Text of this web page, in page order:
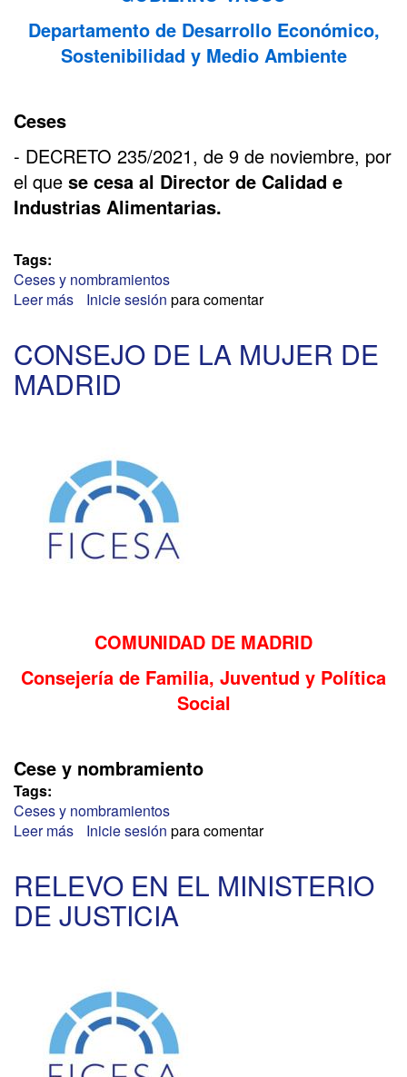
Departamento de Desarrollo Económico,
Sostenibilidad y Medio Ambiente
Ceses
- DECRETO 235/2021, de 9 de noviembre, por
el que se cesa al Director de Calidad e
Industrias Alimentarias.
Tags:
Ceses y nombramientos
Leer más sobre
DIRECTORES
EN
EL
Inicie sesión para comentar
CONSEJO DE LA MUJER DE
MADRID
COMUNIDAD DE MADRID
Consejería de Familia, Juventud y Política
Social
Cese y nombramiento
Tags:
Ceses y nombramientos
Leer más sobre
LA
MUJER
DE
Inicie sesión para comentar
RELEVO EN EL MINISTERIO
DE JUSTICIA